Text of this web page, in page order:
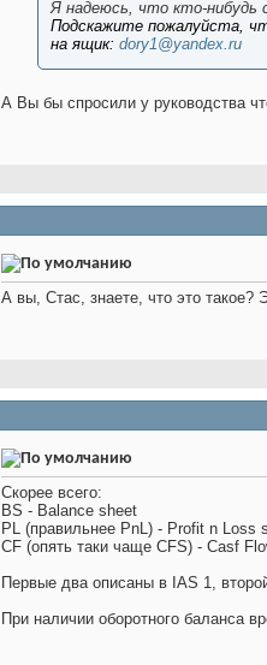
Я надеюсь, что кто-
Подскажите пожалуйста,
на ящик: dory1@yandex.ru
А Вы бы спросили у руководства
А вы, Стас, знаете, что это такое?
Скорее всего:
BS - Balance sheet
PL (правильнее PnL) - Profit n Loss
CF (опять таки чаще CFS) - Casf
Первые два описаны в IAS 1,
При наличии оборотного баланса